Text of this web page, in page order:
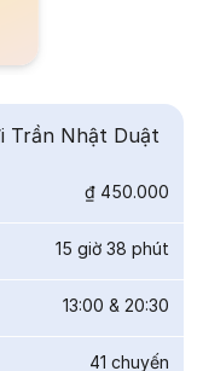
Trần Nhật Duật
₫ 450.000
15 giờ 38 phút
13:00 & 20:30
41 chuyến